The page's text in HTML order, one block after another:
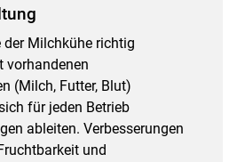
der Milchkühe richtig
vorhandenen
(Milch, Futter, Blut)
für jeden Betrieb
ableiten. Verbesserungen
und